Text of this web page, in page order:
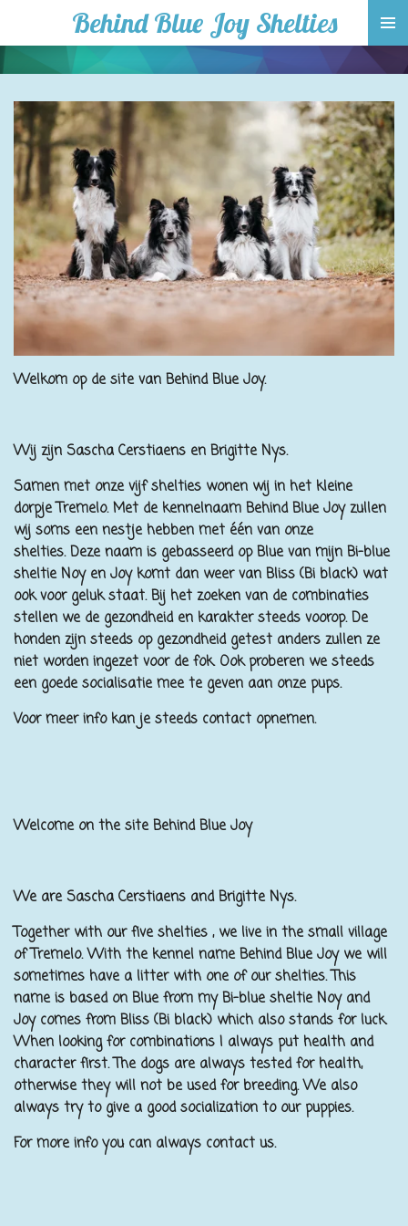
hoofdinhoud
Behind Blue Joy Shelties
Welkom op de site van Behind Blue Joy.
Wij zijn Sascha Cerstiaens en Brigitte Nys.
Samen met onze vijf shelties wonen wij in het kleine
dorpje Tremelo.Met de kennelnaam Behind Blue Joy zullen
wij soms een nestje hebben met één van onze
shelties.Deze naam is gebasseerd op Blue van mijn Bi-blue
sheltie Noy en Joy komt dan weer van Bliss (Bi black) wat
ook voor geluk staat.Bij het zoeken van de combinaties
stellen we de gezondheid en karakter steeds voorop.De
honden zijn steeds op gezondheid getest anders zullen ze
niet worden ingezet voor de fok. Ook proberen we steeds
een goede socialisatie mee te geven aan onze pups.
Voor meer info kan je steeds contact opnemen.
Welcome on the site Behind Blue Joy
We are Sascha Cerstiaens and Brigitte Nys.
Together with our five shelties , we live in the small village
of Tremelo. With the kennel name Behind Blue Joy we will
sometimes have a litter with one of our shelties. This
name is based on Blue from my Bi-blue sheltie Noy and
Joy comes from Bliss (Bi black) which also stands for luck.
When looking for combinations I always put health and
character first. The dogs are always tested for health,
otherwise they will not be used for breeding. We also
always try to give a good socialization to our puppies.
For more info you can always contact us.